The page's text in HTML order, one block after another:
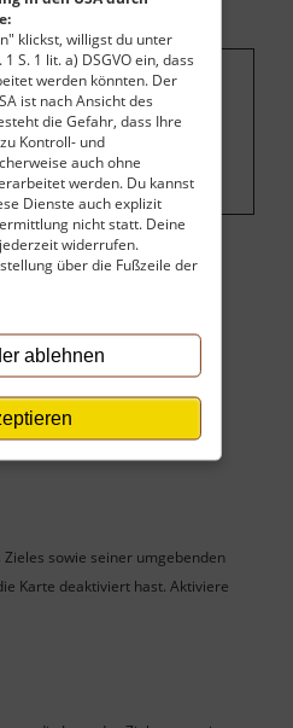
klickst, willigst du unter
S. 1 lit. a) DSGVO ein, dass
werden könnten. Der
ist nach Ansicht des
die Gefahr, dass Ihre
Kontroll- und
auch ohne
werden. Du kannst
Dienste auch explizit
nicht statt. Deine
widerrufen.
über die Fußzeile der
ablehnen
zu finanzieren, wird
Cookie-
ändern.
sowie seiner umgebenden
Karte deaktiviert hast. Aktiviere